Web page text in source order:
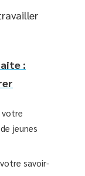
:
votre
jeunes
savoir-